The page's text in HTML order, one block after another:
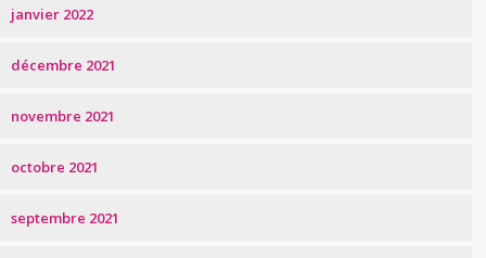
janvier 2022
décembre 2021
novembre 2021
octobre 2021
septembre 2021